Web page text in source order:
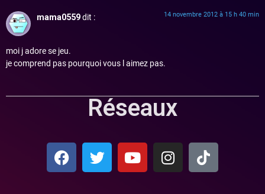
mama0559dit : 14 novembre 2012 à 15 h 40 min
moi j adore se jeu.
je comprend pas pourquoi vous l aimez pas.
Réseaux